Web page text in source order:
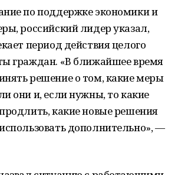
по поддержке экономики и
российский лидер указал,
период действия целого
граждан. «В ближайшее время
решение о том, какие меры
они и, если нужны, то какие
какие новые решения
дополнительно», —